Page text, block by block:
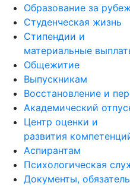
Образование за
Студенческая жизнь
Стипендии и
материальные
Общежитие
Выпускникам
Восстановление и
Академический
Центр оценки и
развития
Аспирантам
Психологическая
Документы,